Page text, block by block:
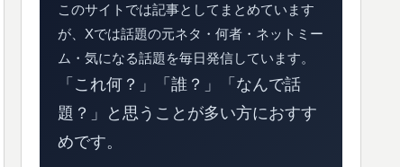
このサイトでは記事としてまとめています
が、Xでは話題の元ネタ・何者・ネットミー
ム・気になる話題を毎日発信しています。
「これ何？」「誰？」「なんで話
題？」と思うことが多い方におすす
めです。